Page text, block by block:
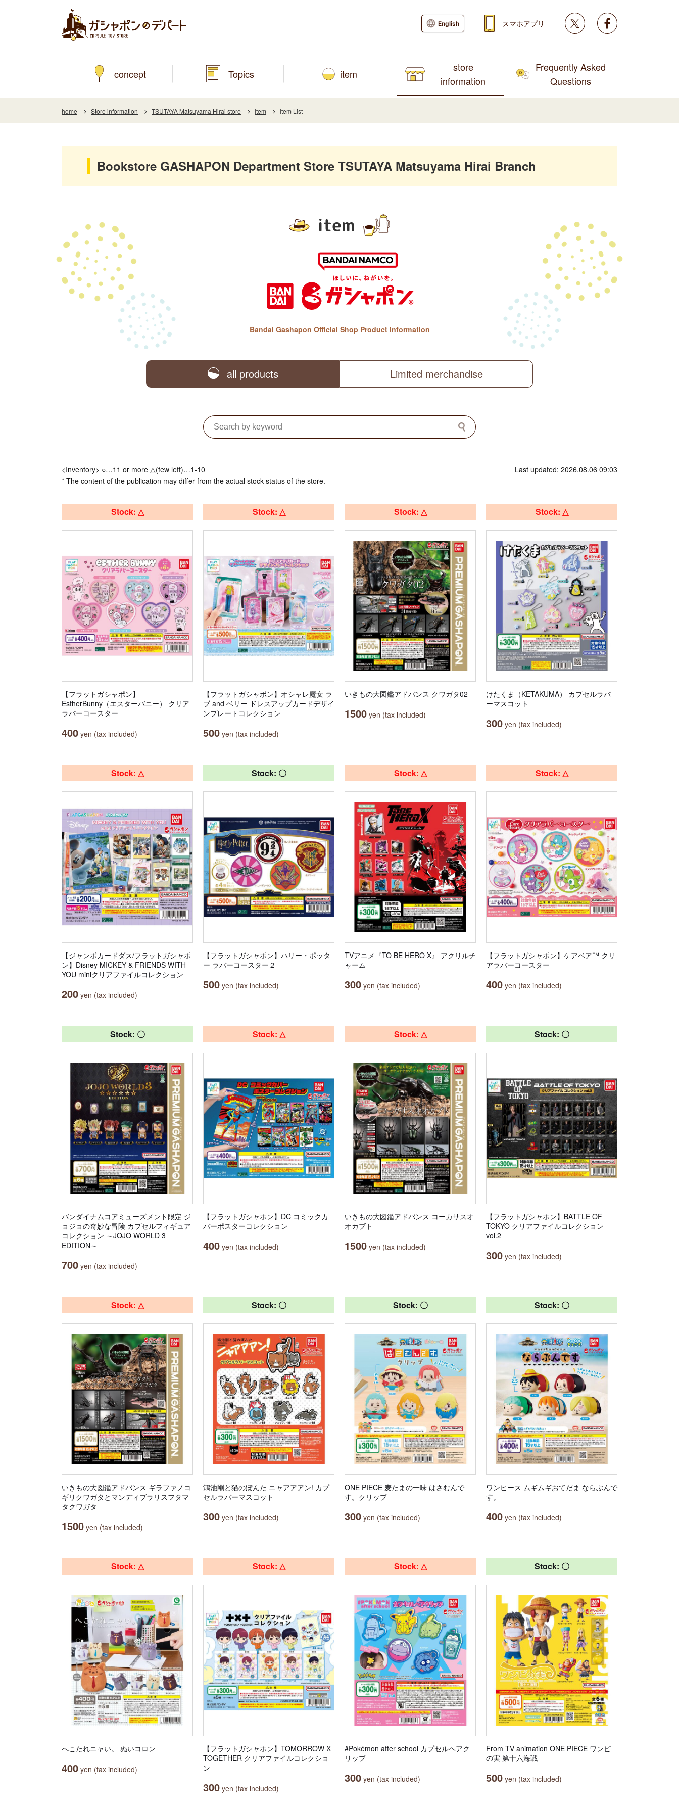
concept Topics item
store
information
Frequently Asked
Questions
English スマホアプリ Twitter
home Store information TSUTAYA Matsuyama Hirai store Item Item List
Bookstore GASHAPON Department Store TSUTAYA Matsuyama Hirai Branch
item
Bandai Gashapon Official Shop Product Information
all products Limited merchandise
<Inventory> ○…11 or more △(few left)…1-10
* The content of the publication may differ from the actual stock status of the store.
Last updated: 2026.08.06 09:03
Stock: △
【フラットガシャポン】
EstherBunny（エスターバニー） クリア
ラバーコースター
400 yen (tax included)
Stock: △
【フラットガシャポン】オシャレ魔女 ラ
ブ and ベリー ドレスアップカードデザイ
ンプレートコレクション
500 yen (tax included)
Stock: △
いきもの大図鑑アドバンス クワガタ02
1500 yen (tax included)
Stock: △
けたくま（KETAKUMA） カプセルラバ
ーマスコット
300 yen (tax included)
Stock: △
【ジャンボカードダス/フラットガシャポ
ン】Disney MICKEY & FRIENDS WITH
YOU miniクリアファイルコレクション
200 yen (tax included)
Stock: 〇
【フラットガシャポン】ハリー・ポッタ
ー ラバーコースター２
500 yen (tax included)
Stock: △
TVアニメ『TO BE HERO X』 アクリルチ
ャーム
300 yen (tax included)
Stock: △
【フラットガシャポン】ケアベア™ クリ
アラバーコースター
400 yen (tax included)
Stock: 〇
バンダイナムコアミューズメント限定 ジ
ョジョの奇妙な冒険 カプセルフィギュア
コレクション ～JOJO WORLD 3
EDITION～
700 yen (tax included)
Stock: △
【フラットガシャポン】DC コミックカ
バーポスターコレクション
400 yen (tax included)
Stock: △
いきもの大図鑑アドバンス コーカサスオ
オカブト
1500 yen (tax included)
Stock: 〇
【フラットガシャポン】BATTLE OF
TOKYO クリアファイルコレクション
vol.2
300 yen (tax included)
Stock: △
いきもの大図鑑アドバンス ギラファノコ
ギリクワガタとマンディブラリスフタマ
タクワガタ
1500 yen (tax included)
Stock: 〇
鴻池剛と猫のぽんた ニャアアアン! カプ
セルラバーマスコット
300 yen (tax included)
Stock: 〇
ONE PIECE 麦たまの一味 はさむんで
す。クリップ
300 yen (tax included)
Stock: 〇
ワンピース ムギムギおてだま ならぶんで
す。
400 yen (tax included)
Stock: △
へこたれニャい。 ぬいコロン
400 yen (tax included)
Stock: △
【フラットガシャポン】TOMORROW X
TOGETHER クリアファイルコレクショ
ン
300 yen (tax included)
Stock: △
#Pokémon after school カプセルヘアク
リップ
300 yen (tax included)
Stock: 〇
From TV animation ONE PIECE ワンピ
の実 第十六海戦
500 yen (tax included)